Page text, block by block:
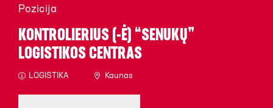
Pozicija
KONTROLIERIUS (-Ė) “SENUKŲ”
LOGISTIKOS CENTRAS
LOGISTIKA Kaunas